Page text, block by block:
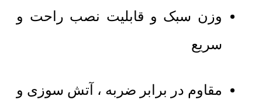
وزن سبک و قابلیت نصب راحت و
سریع
مقاوم در برابر ضربه ، آتش سوزی و